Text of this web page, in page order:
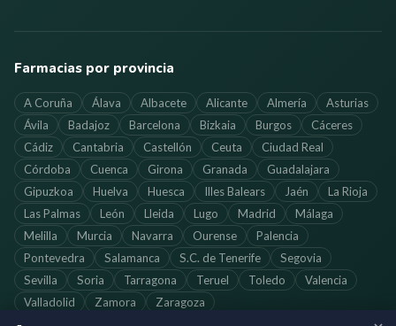
Farmacias por provincia
A Coruña Álava Albacete Alicante Almería
Asturias
Ávila
Badajoz Barcelona Bizkaia Burgos
Cáceres
Cádiz
Cantabria Castellón Ceuta
Ciudad Real
Córdoba
Cuenca Girona Granada
Guadalajara
Gipuzkoa
Huelva Huesca Illes Balears Jaén
La Rioja
Las Palmas
León Lleida Lugo Madrid
Málaga
Melilla
Murcia Navarra Ourense
Palencia
Pontevedra
Salamanca S.C. de Tenerife
Segovia
Sevilla
Soria Tarragona Teruel Toledo
Valencia
Valladolid
Zamora Zaragoza